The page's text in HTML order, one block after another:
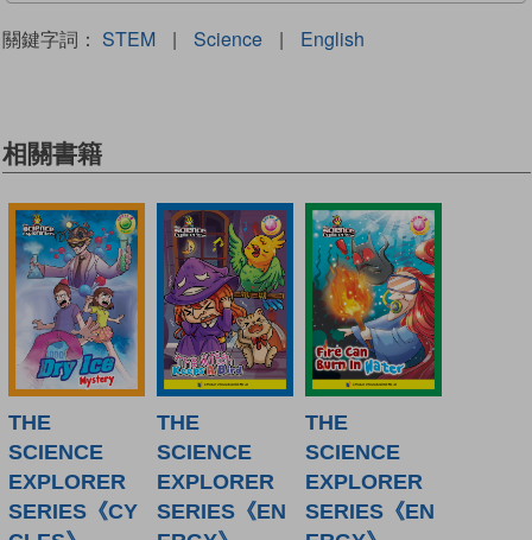
關鍵字詞： STEM | Science | English
相關書籍
THE
SCIENCE
EXPLORER
SERIES《CY
THE
SCIENCE
EXPLORER
SERIES《EN
THE
SCIENCE
EXPLORER
SERIES《EN